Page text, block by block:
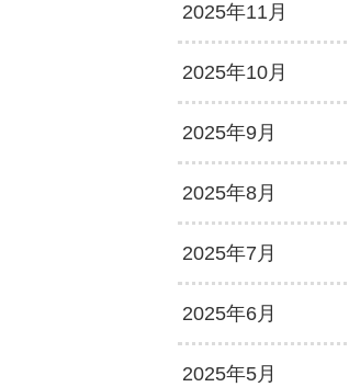
2025年11月
2025年10月
2025年9月
2025年8月
2025年7月
2025年6月
2025年5月